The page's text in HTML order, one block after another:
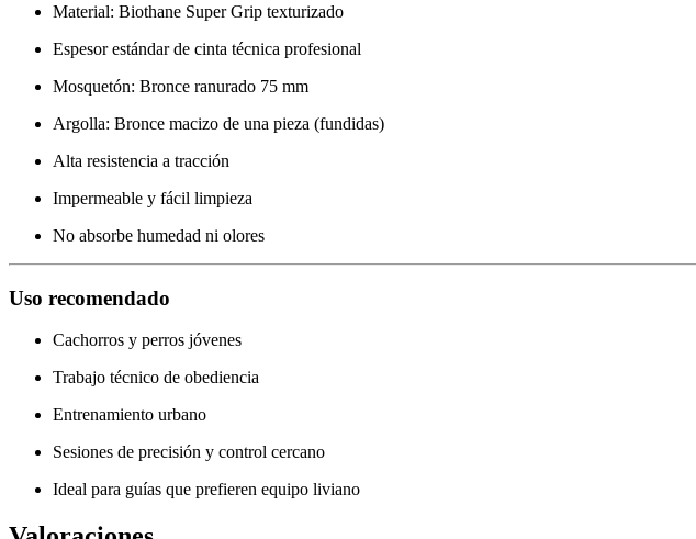
Material: Biothane Super Grip texturizado
Espesor estándar de cinta técnica profesional
Mosquetón: Bronce ranurado 75 mm
Argolla: Bronce macizo de una pieza (fundidas)
Alta resistencia a tracción
Impermeable y fácil limpieza
No absorbe humedad ni olores
Uso recomendado
Cachorros y perros jóvenes
Trabajo técnico de obediencia
Entrenamiento urbano
Sesiones de precisión y control cercano
Ideal para guías que prefieren equipo liviano